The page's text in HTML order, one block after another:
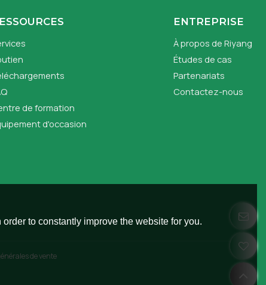
de formation
d'occasion
ENTREPRISE
À propos de Riyang
Études de cas
Partenariats
Contactez-nous
de vente
to constantly improve the website for you.